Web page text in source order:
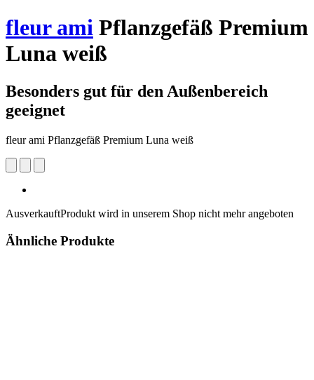
fleur ami Pflanzgefäß Premium
Luna weiß
Besonders gut für den Außenbereich
geeignet
fleur ami Pflanzgefäß Premium Luna weiß
AusverkauftProdukt wird in unserem Shop nicht mehr angeboten
Ähnliche Produkte